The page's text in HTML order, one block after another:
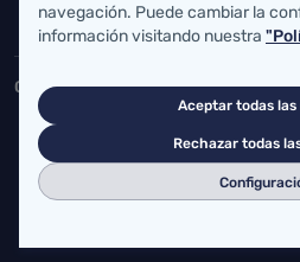
Inicio del pie de
Salud Cantabria
Consejería de Salud
Federico Vial 13, 39009
atencionusuario@cantabria.es
navegación. Puede cambiar la
información visitando nuestra
Aceptar todas las
Rechazar todas